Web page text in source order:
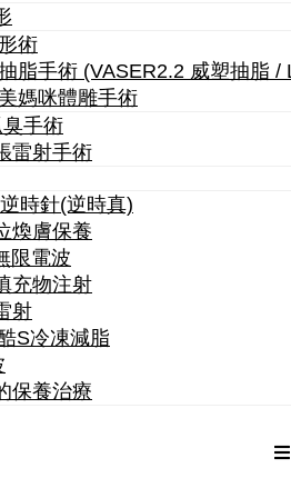
術
脂手術 (VASER2.2 威塑抽脂 /
媽咪體雕手術
手術
雷射手術
時針(逆時真)
煥膚保養
限電波
充物注射
射
S冷凍減脂
保養治療